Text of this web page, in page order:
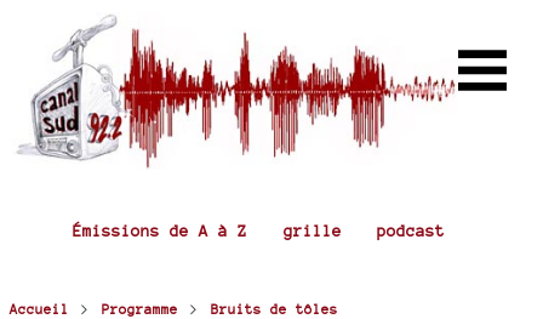
Émissions de A à Z grille podcast
Accueil > Programme > Bruits de tôles